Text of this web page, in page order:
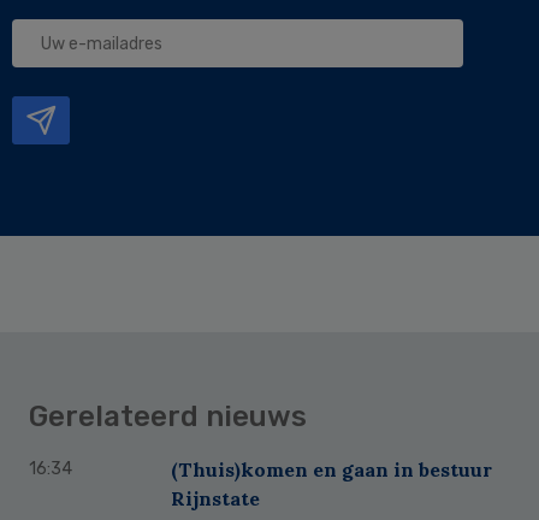
Uw
Gerelateerd nieuws
16:34
(Thuis)komen en gaan in bestuur
Rijnstate